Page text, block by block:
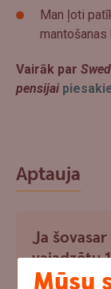
Man ļoti
mantošanas
Vairāk par
pensijai
Aptauja
Ja
vajadzētu